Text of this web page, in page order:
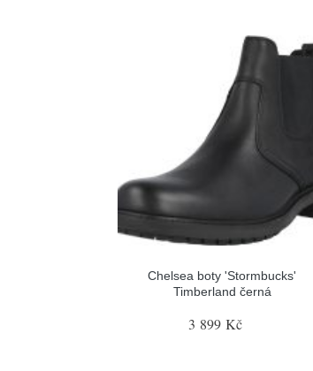
Chelsea boty 'Stormbucks'
Timberland černá
3 899 Kč